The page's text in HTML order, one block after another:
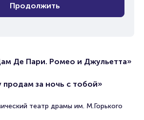
Продолжить
Де Пари. Ромео и Джульетта»
продам за ночь с тобой»
театр драмы им. М.Горького